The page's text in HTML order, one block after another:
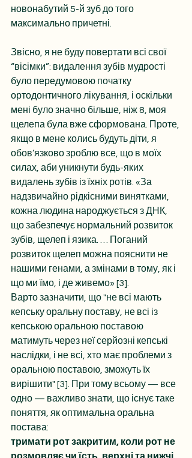
новонабутий 5-й зуб до того
максимально причетні.
Звісно, я не буду повертати всі свої
“вісімки”: видалення зубів мудрості
було передумовою початку
ортодонтичного лікування, і оскільки
мені було значно більше, ніж 8, моя
щелепа була вже сформована. Проте,
якщо в мене колись будуть діти, я
обов’язково зроблю все, що в моїх
силах, аби уникнути будь-яких
видалень зубів із їхніх ротів. «За
надзвичайно рідкісними винятками,
кожна людина народжується з ДНК,
що забезпечує нормальний розвиток
зубів, щелеп і язика. … Поганий
розвиток щелеп можна пояснити не
нашими генами, а змінами в тому, як і
що ми їмо, і де живемо» [3].
Варто зазначити, що "не всі мають
кепську оральну поставу, не всі із
кепською оральною поставою
матимуть через неї серйозні кепські
наслідки, і не всі, хто має проблеми з
оральною поставою, зможуть їх
вирішити" [3]. При тому всьому — все
одно — важливо знати, що існує таке
поняття, як оптимальна оральна
постава:
тримати рот закритим, коли рот не